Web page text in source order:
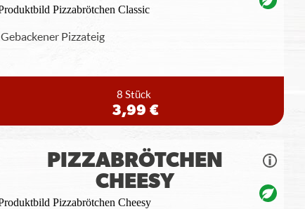
Gebackener Pizzateig
8 Stück
3,99 €
PIZZABRÖTCHEN
CHEESY